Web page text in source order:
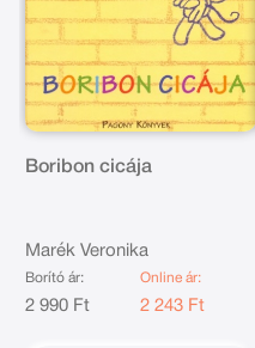
Boribon cicája
Marék Veronika
Borító ár:
2 990 Ft
Online ár:
2 243 Ft